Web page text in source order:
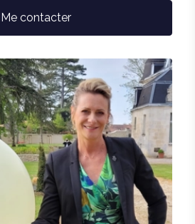
Me contacter